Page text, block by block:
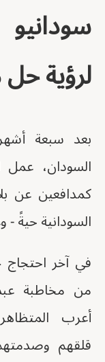
لرؤية
بعد سبعة
السودان، عمل
كمدافعين عن
السودانية حيةً
في آخر احتجاج
من مخاطبة عبد
أعرب
قلقهم